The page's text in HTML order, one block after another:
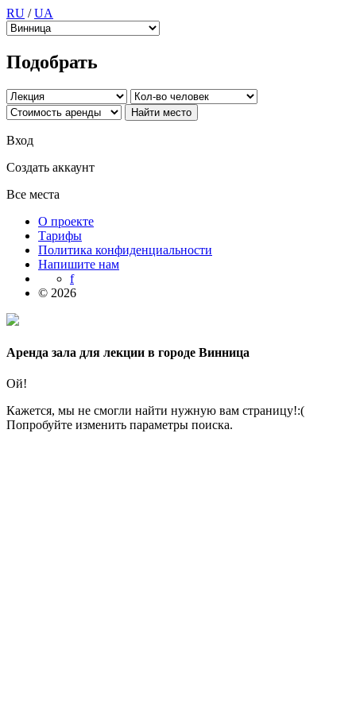
RU /UA
Подобрать
Вход
Создать аккаунт
Все места
О проекте
Тарифы
Политика конфиденциальности
Напишите нам
f
© 2026
Аренда зала для лекции в городе Винница
Ой!
Кажется, мы не смогли найти нужную вам страницу!:(
Попробуйте изменить параметры поиска.